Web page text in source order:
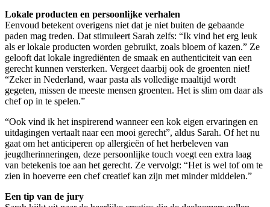
Lokale producten en persoonlijke verhalen
Eenvoud betekent overigens niet dat je niet buiten de gebaande
paden mag treden. Dat stimuleert Sarah zelfs: “Ik vind het erg leuk
als er lokale producten worden gebruikt, zoals bloem of kazen.” Ze
gelooft dat lokale ingrediënten de smaak en authenticiteit van een
gerecht kunnen versterken. Vergeet daarbij ook de groenten niet!
“Zeker in Nederland, waar pasta als volledige maaltijd wordt
gegeten, missen de meeste mensen groenten. Het is slim om daar als
chef op in te spelen.”
“Ook vind ik het inspirerend wanneer een kok eigen ervaringen en
uitdagingen vertaalt naar een mooi gerecht”, aldus Sarah. Of het nu
gaat om het anticiperen op allergieën of het herbeleven van
jeugdherinneringen, deze persoonlijke touch voegt een extra laag
van betekenis toe aan het gerecht. Ze vervolgt: “Het is wel tof om te
zien in hoeverre een chef creatief kan zijn met minder middelen.”
Een tip van de jury